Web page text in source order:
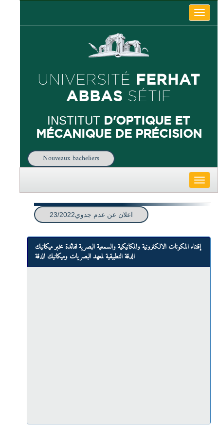
Toggle
UNIVERSITÉ FERHAT
ABBAS SÉTIF
INSTITUT D'OPTIQUE ET
MÉCANIQUE DE PRÉCISION
Nouveaux bacheliers
Toggle
اعلان عن عدم جدوي23/2022
إقتناء المكونات الالكترونية والمكانيكية والسمعية البصرية لفائدة مخبر ميكانيك
الدقة التطبيقية لمعهد البصريات وميكانيك الدقة